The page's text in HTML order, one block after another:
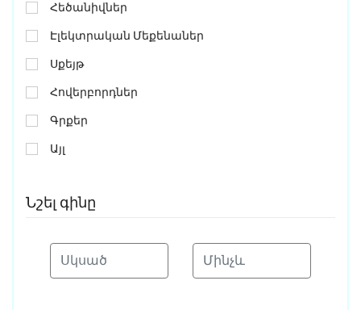
Հեծանիվներ
Էլեկտրական Մեքենաներ
Սքեյթ
Հովերբորդներ
Գրքեր
Այլ
Նշել գինը